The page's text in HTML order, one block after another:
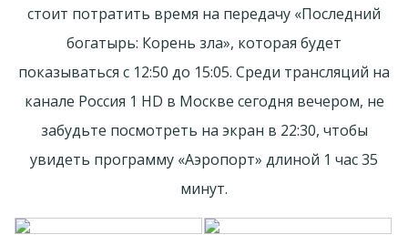
стоит потратить время на передачу «Последний
богатырь: Корень зла», которая будет
показываться с 12:50 до 15:05. Среди трансляций на
канале Россия 1 HD в Москве сегодня вечером, не
забудьте посмотреть на экран в 22:30, чтобы
увидеть программу «Аэропорт» длиной 1 час 35
минут.